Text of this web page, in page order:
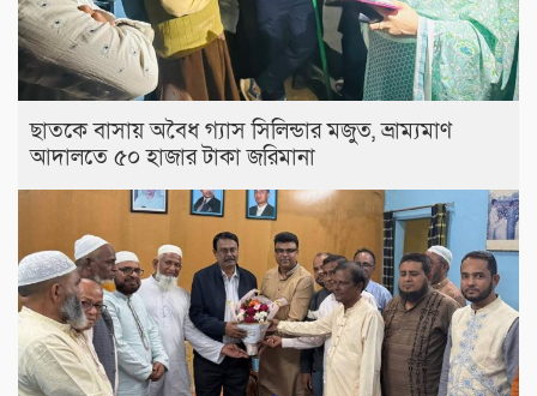
ছাতকে বাসায় অবৈধ গ্যাস সিলিন্ডার মজুত, ভ্রাম্যমাণ
আদালতে ৫০ হাজার টাকা জরিমানা